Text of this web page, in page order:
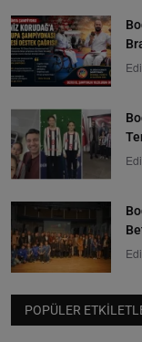
POPÜLER